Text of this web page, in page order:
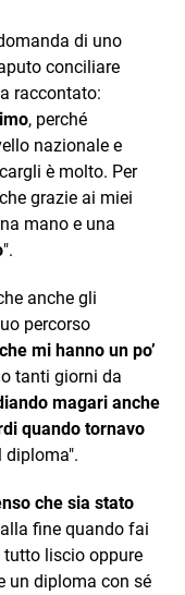
di uno
conciliare
raccontato:
, perché
nazionale e
è molto. Per
grazie ai miei
mano e una
".
anche gli
percorso
mi hanno un po’
tanti giorni da
magari anche
quando tornavo
diploma".
che sia stato
fine quando fai
tutto liscio oppure
un diploma con sé